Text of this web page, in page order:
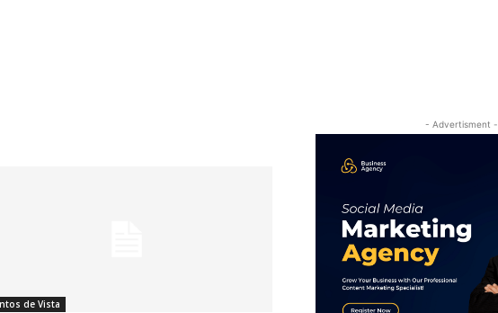
de Vista
- Advertisment -